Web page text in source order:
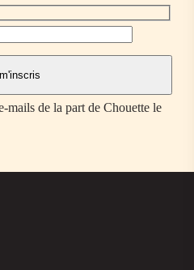
mails de la part de Chouette le